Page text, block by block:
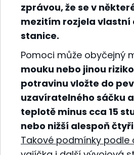
zprávou, že se v
mezitím rozjela vlastní
stanice.
Pomoci může obyčejný
mouku nebo jinou
potravinu vložte do
uzavíratelného sáčku
teplotě minus cca 15
nebo nižší alespoň
Takové podmínky podle